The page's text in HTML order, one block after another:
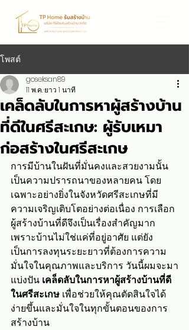
โพสต์
เคล็ดลับในการหาผู้สร้างบ้าน
ที่ดีในศรีสะเกษ: ผู้รับเหมา
ก่อสร้างในศรีสะเกษ
goseksan89
11 พ.ค.ยาว 1 นาที
การมีบ้านในฝันที่มั่นคงและสวยงามนั้น
เป็นความปรารถนาของหลายคน โดย
เฉพาะอย่างยิ่งในจังหวัดศรีสะเกษที่มี
ความเจริญเติบโตอย่างต่อเนื่อง การเลือก
ผู้สร้างบ้านที่ดีจึงเป็นเรื่องสำคัญมาก
เพราะบ้านไม่ใช่แค่ที่อยู่อาศัย แต่ยัง
เป็นการลงทุนระยะยาวที่ต้องการความ
มั่นใจในคุณภาพและบริการ วันนี้ผมจะมา
แบ่งปัน เคล็ดลับในการหาผู้สร้างบ้านที่ดี
ในศรีสะเกษ เพื่อช่วยให้คุณตัดสินใจได้
ง่ายขึ้นและมั่นใจในทุกขั้นตอนของการ
สร้างบ้าน